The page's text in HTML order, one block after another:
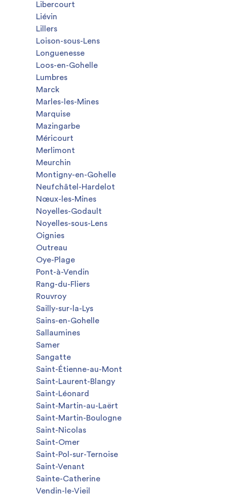
Libercourt
Liévin
Lillers
Loison-sous-Lens
Longuenesse
Loos-en-Gohelle
Lumbres
Marck
Marles-les-Mines
Marquise
Mazingarbe
Méricourt
Merlimont
Meurchin
Montigny-en-Gohelle
Neufchâtel-Hardelot
Nœux-les-Mines
Noyelles-Godault
Noyelles-sous-Lens
Oignies
Outreau
Oye-Plage
Pont-à-Vendin
Rang-du-Fliers
Rouvroy
Sailly-sur-la-Lys
Sains-en-Gohelle
Sallaumines
Samer
Sangatte
Saint-Étienne-au-Mont
Saint-Laurent-Blangy
Saint-Léonard
Saint-Martin-au-Laërt
Saint-Martin-Boulogne
Saint-Nicolas
Saint-Omer
Saint-Pol-sur-Ternoise
Saint-Venant
Sainte-Catherine
Vendin-le-Vieil